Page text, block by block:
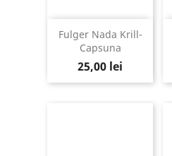
Fulger Nada Krill-
Capsuna
Pret
25,00 lei